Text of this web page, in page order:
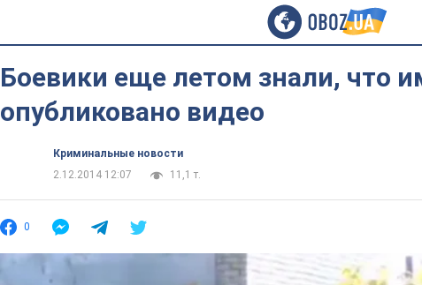
Боевики еще летом знали, что
опубликовано видео
Криминальные новости
2.12.2014 12:07
11,1 т.
0